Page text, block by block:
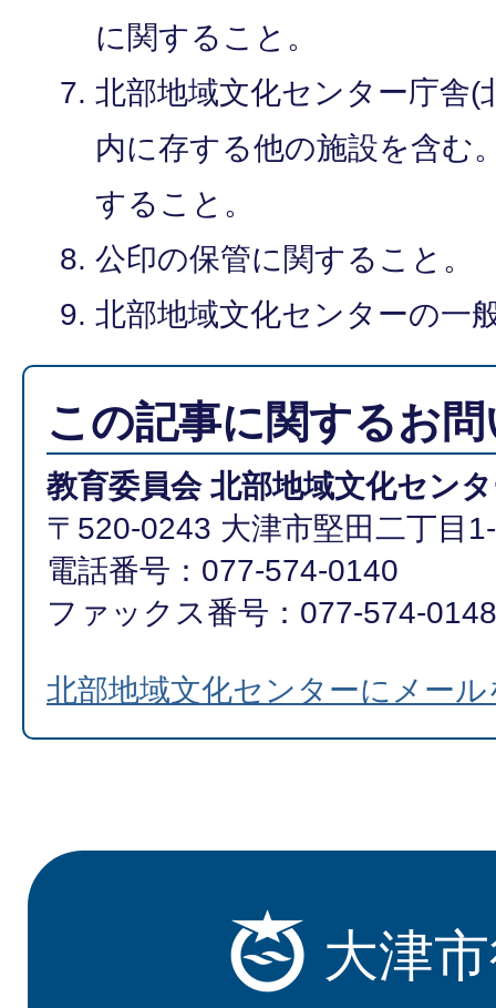
に関すること。
北部地域文化センター庁舎(
内に存する他の施設を含む
すること。
公印の保管に関すること。
北部地域文化センターの一
この記事に関するお
教育委員会 北部地域文化セン
〒520-0243 大津市堅田二丁目
電話番号：077-574-0140
ファックス番号：077-574-0148
北部地域文化センターにメール
大津